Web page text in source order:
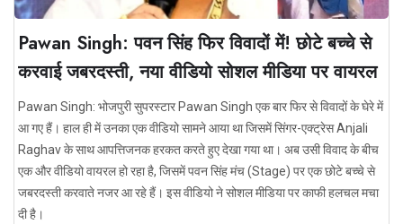
Pawan Singh: पवन सिंह फिर विवादों में! छोटे बच्चे से
करवाई जबरदस्ती, नया वीडियो सोशल मीडिया पर वायरल
Pawan Singh: भोजपुरी सुपरस्टार Pawan Singh एक बार फिर से विवादों के घेरे में
आ गए हैं। हाल ही में उनका एक वीडियो सामने आया था जिसमें सिंगर-एक्ट्रेस Anjali
Raghav के साथ आपत्तिजनक हरकत करते हुए देखा गया था। अब उसी विवाद के बीच
एक और वीडियो वायरल हो रहा है, जिसमें पवन सिंह मंच (Stage) पर एक छोटे बच्चे से
जबरदस्ती करवाते नजर आ रहे हैं। इस वीडियो ने सोशल मीडिया पर काफी हलचल मचा
दी है।